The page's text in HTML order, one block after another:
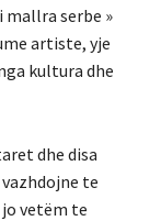
mallra serbe »
artiste, yje
kultura dhe
dhe disa
te
vetëm te